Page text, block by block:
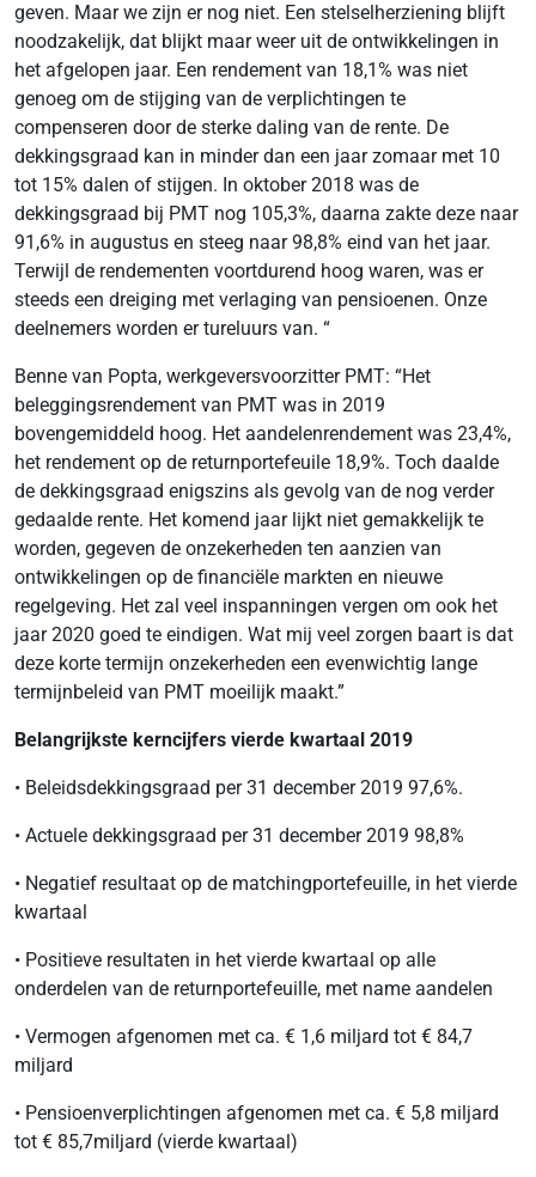
geven. Maar we zijn er nog niet. Een stelselherziening blijft
noodzakelijk, dat blijkt maar weer uit de ontwikkelingen in
het afgelopen jaar. Een rendement van 18,1% was niet
genoeg om de stijging van de verplichtingen te
compenseren door de sterke daling van de rente. De
dekkingsgraad kan in minder dan een jaar zomaar met 10
tot 15% dalen of stijgen. In oktober 2018 was de
dekkingsgraad bij PMT nog 105,3%, daarna zakte deze naar
91,6% in augustus en steeg naar 98,8% eind van het jaar.
Terwijl de rendementen voortdurend hoog waren, was er
steeds een dreiging met verlaging van pensioenen. Onze
deelnemers worden er tureluurs van. “
Benne van Popta, werkgeversvoorzitter PMT: “Het
beleggingsrendement van PMT was in 2019
bovengemiddeld hoog. Het aandelenrendement was 23,4%,
het rendement op de returnportefeuile 18,9%. Toch daalde
de dekkingsgraad enigszins als gevolg van de nog verder
gedaalde rente. Het komend jaar lijkt niet gemakkelijk te
worden, gegeven de onzekerheden ten aanzien van
ontwikkelingen op de financiële markten en nieuwe
regelgeving. Het zal veel inspanningen vergen om ook het
jaar 2020 goed te eindigen. Wat mij veel zorgen baart is dat
deze korte termijn onzekerheden een evenwichtig lange
termijnbeleid van PMT moeilijk maakt.”
Belangrijkste kerncijfers vierde kwartaal 2019
• Beleidsdekkingsgraad per 31 december 2019 97,6%.
• Actuele dekkingsgraad per 31 december 2019 98,8%
• Negatief resultaat op de matchingportefeuille, in het vierde
kwartaal
• Positieve resultaten in het vierde kwartaal op alle
onderdelen van de returnportefeuille, met name aandelen
• Vermogen afgenomen met ca. € 1,6 miljard tot € 84,7
miljard
• Pensioenverplichtingen afgenomen met ca. € 5,8 miljard
tot € 85,7miljard (vierde kwartaal)